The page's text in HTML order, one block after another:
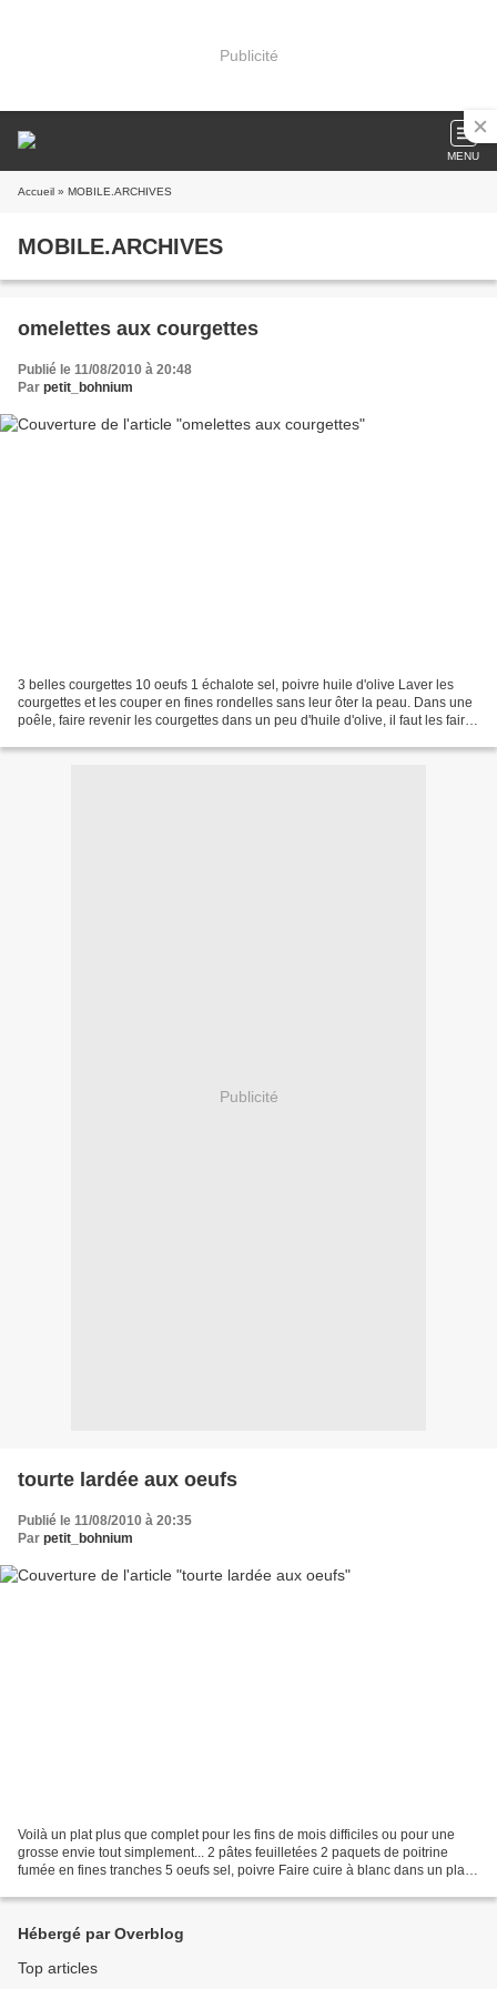
Publicité
MENU
Accueil » MOBILE.ARCHIVES
MOBILE.ARCHIVES
omelettes aux courgettes
Publié le 11/08/2010 à 20:48
Par petit_bohnium
3 belles courgettes 10 oeufs 1 échalote sel, poivre huile d'olive Laver les
courgettes et les couper en fines rondelles sans leur ôter la peau. Dans une
poêle, faire revenir les courgettes dans un peu d'huile d'olive, il faut les faire
Publicité
tourte lardée aux oeufs
Publié le 11/08/2010 à 20:35
Par petit_bohnium
Voilà un plat plus que complet pour les fins de mois difficiles ou pour une
grosse envie tout simplement... 2 pâtes feuilletées 2 paquets de poitrine
fumée en fines tranches 5 oeufs sel, poivre Faire cuire à blanc dans un plat à
Hébergé par Overblog
Top articles